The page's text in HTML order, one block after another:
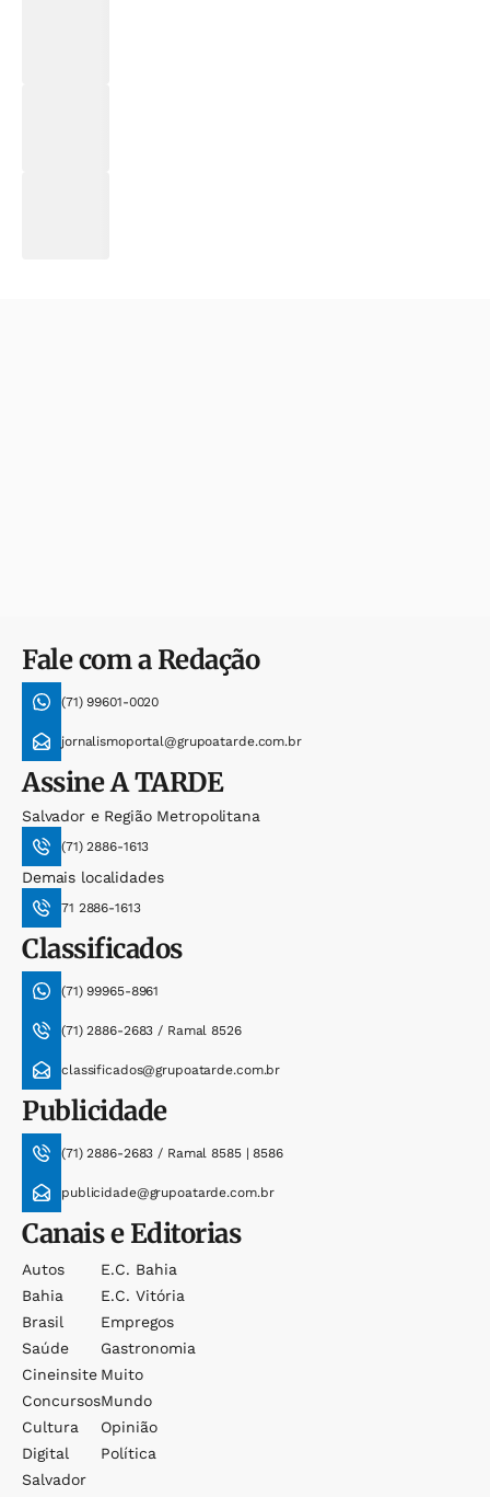
Fale com a Redação
(71) 99601-0020
jornalismoportal@grupoatarde.com.br
AssineA TARDE
Salvador e Região Metropolitana
(71) 2886-1613
Demais localidades
71 2886-1613
Classificados
(71) 99965-8961
(71) 2886-2683 / Ramal 8526
classificados@grupoatarde.com.br
Publicidade
(71) 2886-2683 / Ramal 8585 | 8586
publicidade@grupoatarde.com.br
Canais e Editorias
Autos
Bahia
Brasil
Saúde
Cineinsite
Concursos
Cultura
Digital
Salvador
E.c. Bahia
E.c. Vitória
Empregos
Gastronomia
Muito
Mundo
Opinião
Política